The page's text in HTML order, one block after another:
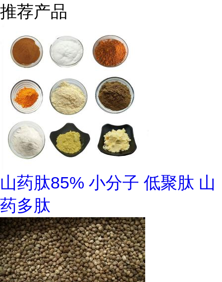
推荐产品
山药肽85% 小分子 低聚肽 山
药多肽